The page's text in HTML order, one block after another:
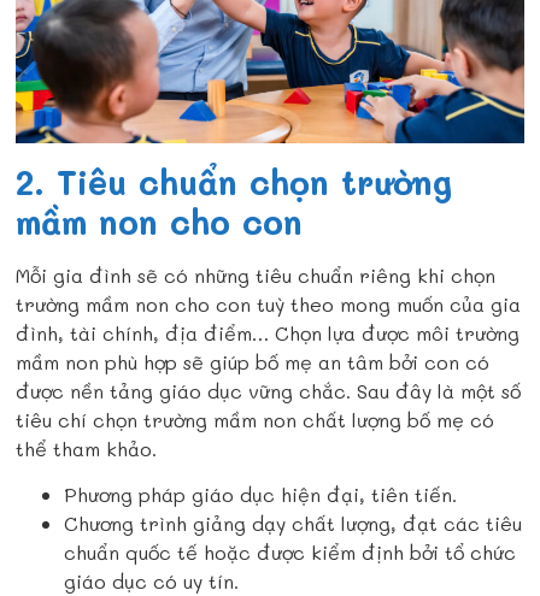
2. Tiêu chuẩn chọn trường
mầm non cho con
Mỗi gia đình sẽ có những tiêu chuẩn riêng khi chọn
trường mầm non cho con tuỳ theo mong muốn của gia
đình, tài chính, địa điểm… Chọn lựa được môi trường
mầm non phù hợp sẽ giúp bố mẹ an tâm bởi con có
được nền tảng giáo dục vững chắc. Sau đây là một số
tiêu chí chọn trường mầm non chất lượng bố mẹ có
thể tham khảo.
Phương pháp giáo dục hiện đại, tiên tiến.
Chương trình giảng dạy chất lượng, đạt các tiêu
chuẩn quốc tế hoặc được kiểm định bởi tổ chức
giáo dục có uy tín.